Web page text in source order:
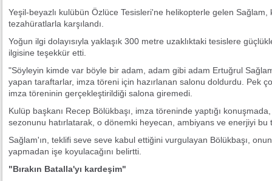
Yeşil-beyazlı kulübün Özlüce Tesisleri'ne helikopterle gelen
tezahüratlarla karşılandı.
Yoğun ilgi dolayısıyla yaklaşık 300 metre uzaklıktaki tesislere
ilgisine teşekkür etti.
"Söyleyin kimde var böyle bir adam, adam gibi adam Ertuğrul
yapan taraftarlar, imza töreni için hazırlanan salonu doldurdu. Pek
imza töreninin gerçekleştirildiği salona giremedi.
Kulüp başkanı Recep Bölükbaşı, imza töreninde yaptığı
sezonunu hatırlatarak, o dönemki heyecan, ambiyans ve enerjiyi bu
Sağlam'ın, teklifi seve seve kabul ettiğini vurgulayan Bölükbaşı,
yapmadan işe koyulacağını belirtti.
"Bırakın Batalla'yı kardeşim"